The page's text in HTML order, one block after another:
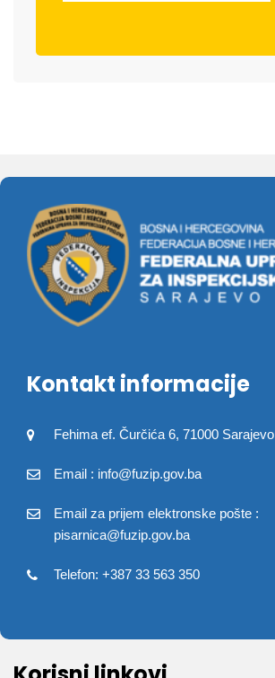
Kontakt informacije
Fehima ef. Čurčića 6, 71000 Sarajevo
Email : info@fuzip.gov.ba
Email za prijem elektronske pošte :
pisarnica@fuzip.gov.ba
Telefon: +387 33 563 350